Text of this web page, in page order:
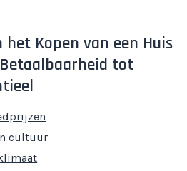
het Kopen van een Huis
tot
cultuur